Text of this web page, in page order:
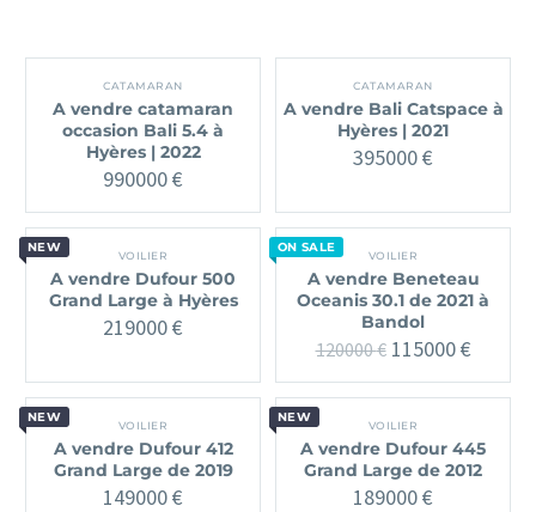
CATAMARAN
A vendre catamaran
occasion Bali 5.4 à
Hyères | 2022
990000€
CATAMARAN
A vendre Bali Catspace à
Hyères | 2021
395000€
NEW
VOILIER
A vendre Dufour 500
Grand Large à Hyères
219000€
ON SALE
VOILIER
A vendre Beneteau
Oceanis 30.1 de 2021 à
Bandol
120000€ Le
initial
120000 €.
115000€Le
actuel
NEW
VOILIER
A vendre Dufour 412
Grand Large de 2019
149000€
NEW
VOILIER
A vendre Dufour 445
Grand Large de 2012
189000€